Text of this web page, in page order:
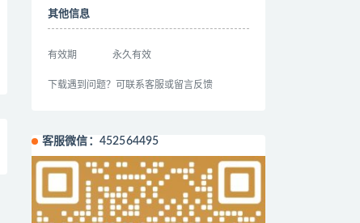
其他信息
有效期 永久有效
下载遇到问题？可联系客服或留言反馈
客服微信：452564495